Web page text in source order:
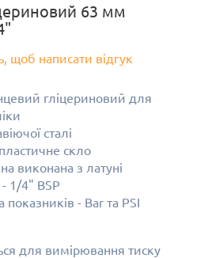
63 мм
щоб написати відгук
гліцериновий для
сталі
скло
виконана з латуні
1/4" BSP
- Bar та PSI
для вимірювання тиску